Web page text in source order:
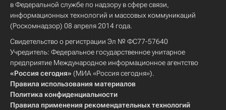
в Федеральной службе по надзору в сфере связи,
информационных технологий и массовых коммуникаций
(Роскомнадзор) 08 апреля 2014 года.
Свидетельство о регистрации Эл № ФС77-57640
Учредитель: Федеральное государственное унитарное
предприятие Международное информационное агентство
«Россия сегодня» (МИА «Россия сегодня»).
Правила использования материалов
Политика конфиденциальности
Правила применения рекомендательных технологий